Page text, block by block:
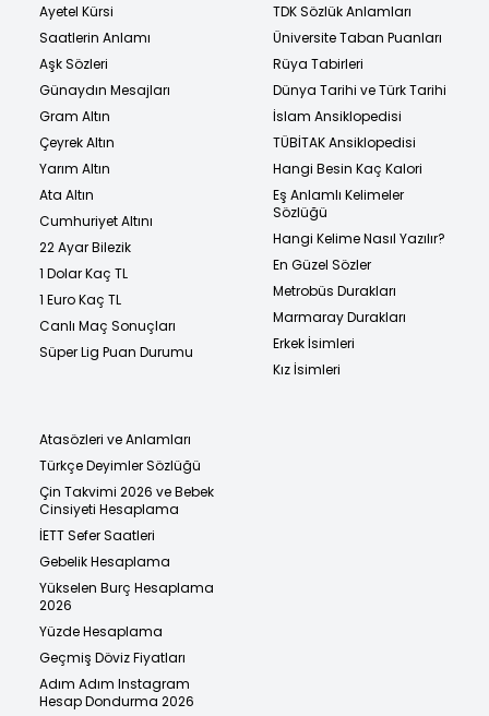
Ayetel Kürsi
Saatlerin Anlamı
Aşk Sözleri
Günaydın Mesajları
Gram Altın
Çeyrek Altın
Yarım Altın
Ata Altın
Cumhuriyet Altını
22 Ayar Bilezik
1 Dolar Kaç TL
1 Euro Kaç TL
Canlı Maç Sonuçları
Süper Lig Puan Durumu
TDK Sözlük Anlamları
Üniversite Taban Puanları
Rüya Tabirleri
Dünya Tarihi ve Türk Tarihi
İslam Ansiklopedisi
TÜBİTAK Ansiklopedisi
Hangi Besin Kaç Kalori
Eş Anlamlı Kelimeler
Sözlüğü
Hangi Kelime Nasıl Yazılır?
En Güzel Sözler
Metrobüs Durakları
Marmaray Durakları
Erkek İsimleri
Kız İsimleri
Atasözleri ve Anlamları
Türkçe Deyimler Sözlüğü
Çin Takvimi 2026 ve Bebek
Cinsiyeti Hesaplama
İETT Sefer Saatleri
Gebelik Hesaplama
Yükselen Burç Hesaplama
2026
Yüzde Hesaplama
Geçmiş Döviz Fiyatları
Adım Adım Instagram
Hesap Dondurma 2026